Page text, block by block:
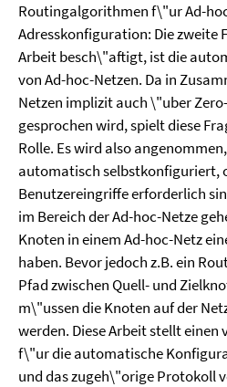
Routingalgorithmen f\"ur Ad-
Adresskonfiguration: Die zweite
Arbeit besch\"aftigt, ist die
von Ad-hoc-Netzen. Da in
Netzen implizit auch \"uber
gesprochen wird, spielt diese
Rolle. Es wird also
automatisch selbstkonfiguriert,
Benutzereingriffe erforderlich
im Bereich der Ad-hoc-Netze
Knoten in einem Ad-hoc-Netz
haben. Bevor jedoch z.B. ein
Pfad zwischen Quell- und
m\"ussen die Knoten auf der
werden. Diese Arbeit stellt
f\"ur die automatische
und das zugeh\"orige Protokoll